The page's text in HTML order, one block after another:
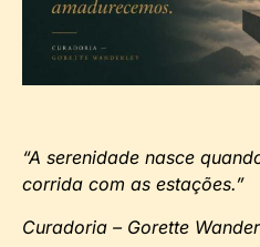
“A serenidade nasce
corrida com as estações.”
Curadoria – Gorette